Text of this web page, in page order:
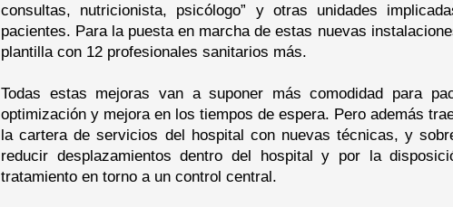
consultas, nutricionista, psicólogo” y otras unidades
pacientes. Para la puesta en marcha de estas nuevas
plantilla con 12 profesionales sanitarios más.
Todas estas mejoras van a suponer más comodidad para
optimización y mejora en los tiempos de espera. Pero además
la cartera de servicios del hospital con nuevas técnicas, y
reducir desplazamientos dentro del hospital y por la
tratamiento en torno a un control central.